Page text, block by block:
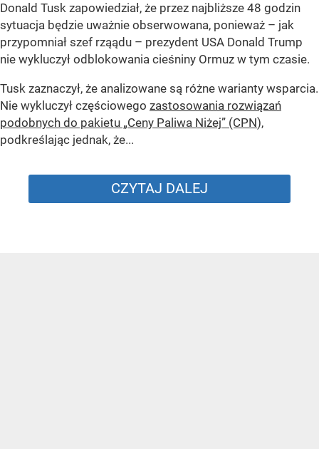
Donald Tusk zapowiedział, że przez najbliższe 48 godzin
sytuacja będzie uważnie obserwowana, ponieważ – jak
przypomniał szef rząądu – prezydent USA Donald Trump
nie wykluczył odblokowania cieśniny Ormuz w tym czasie.
Tusk zaznaczył, że analizowane są różne warianty wsparcia.
Nie wykluczył częściowego zastosowania rozwiązań
podobnych do pakietu „Ceny Paliwa Niżej” (CPN),
podkreślając jednak, że...
CZYTAJ DALEJ